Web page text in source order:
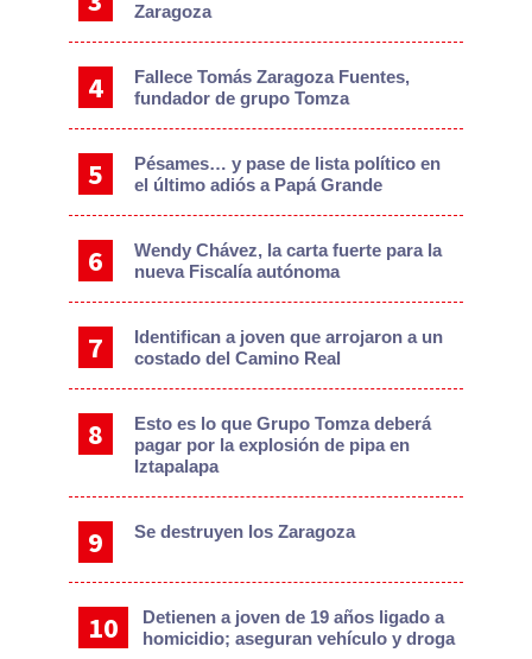
Zaragoza
Fallece Tomás Zaragoza Fuentes,
fundador de grupo Tomza
Pésames… y pase de lista político en
el último adiós a Papá Grande
Wendy Chávez, la carta fuerte para la
nueva Fiscalía autónoma
Identifican a joven que arrojaron a un
costado del Camino Real
Esto es lo que Grupo Tomza deberá
pagar por la explosión de pipa en
Iztapalapa
Se destruyen los Zaragoza
Detienen a joven de 19 años ligado a
homicidio; aseguran vehículo y droga